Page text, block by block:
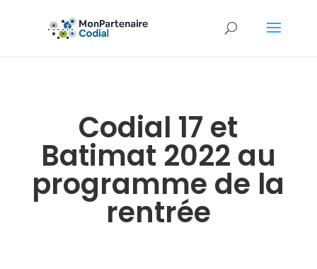
Codial 17 et
Batimat 2022 au
programme de la
rentrée